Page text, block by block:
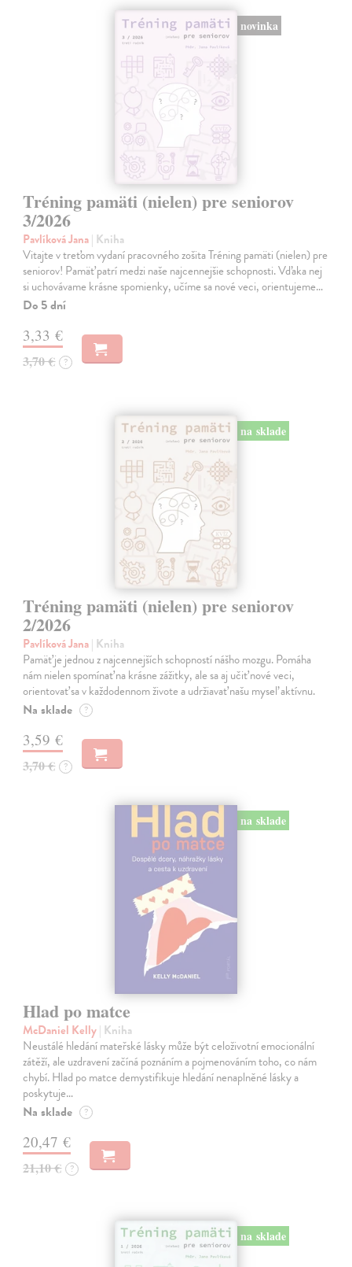
novinka
Tréning pamäti (nielen) pre seniorov
3/2026
Pavlíková Jana| Kniha
Vitajte v treťom vydaní pracovného zošita Tréning pamäti (nielen) pre
seniorov! Pamäť patrí medzi naše najcennejšie schopnosti. Vďaka nej
si uchovávame krásne spomienky, učíme sa nové veci, orientujeme…
Do 5 dní
3,33 €
3,70 € ?
na sklade
Tréning pamäti (nielen) pre seniorov
2/2026
Pavlíková Jana| Kniha
Pamäť je jednou z najcennejších schopností nášho mozgu. Pomáha
nám nielen spomínať na krásne zážitky, ale sa aj učiť nové veci,
orientovať sa v každodennom živote a udržiavať našu myseľ aktívnu.
Na sklade ?
3,59 €
3,70 € ?
na sklade
Hlad po matce
McDaniel Kelly| Kniha
Neustálé hledání mateřské lásky může být celoživotní emocionální
zátěží, ale uzdravení začíná poznáním a pojmenováním toho, co nám
chybí. Hlad po matce demystifikuje hledání nenaplněné lásky a
poskytuje…
Na sklade ?
20,47 €
21,10 € ?
na sklade